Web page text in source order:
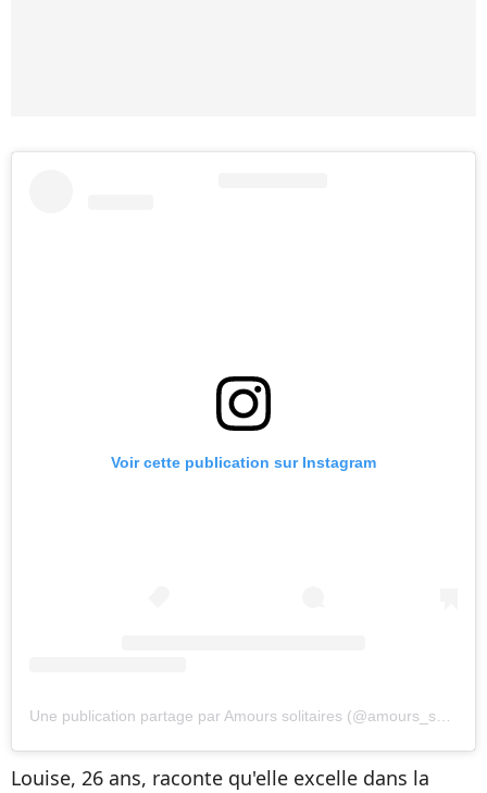
Voir cette publication sur Instagram
Louise, 26 ans, raconte qu'elle excelle dans la